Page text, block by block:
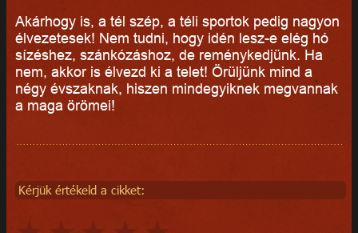
Akárhogy is, a tél szép, a téli sportok pedig nagyon
élvezetesek! Nem tudni, hogy idén lesz-e elég hó
sízéshez, szánkózáshoz, de reménykedjünk. Ha
nem, akkor is élvezd ki a telet! Örüljünk mind a
négy évszaknak, hiszen mindegyiknek megvannak
a maga örömei!
Kérjük értékeld a cikket: